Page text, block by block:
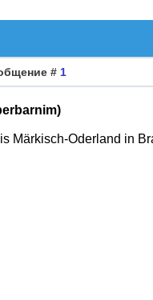
# 1
Märkisch-Oderland in